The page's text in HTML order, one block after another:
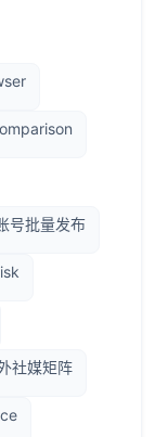
号批量发布
社媒矩阵